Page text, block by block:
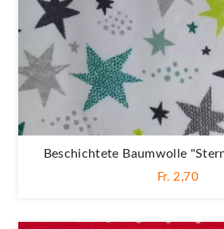
Beschichtete Baumwolle
Fr. 2,70